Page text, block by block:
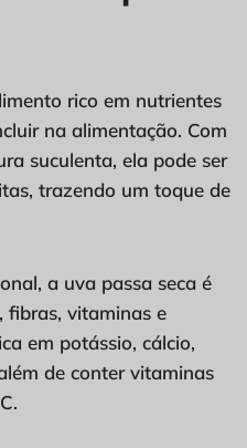
rico em nutrientes
na alimentação. Com
suculenta, ela pode ser
trazendo um toque de
a uva passa seca é
fibras, vitaminas e
em potássio, cálcio,
de conter vitaminas